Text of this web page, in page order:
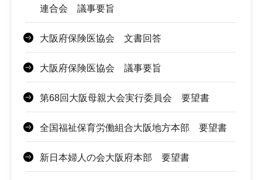
連合会 議事要旨
大阪府保険医協会 文書回答
大阪府保険医協会 議事要旨
第68回大阪母親大会実行委員会 要望書
全国福祉保育労働組合大阪地方本部 要望書
新日本婦人の会大阪府本部 要望書